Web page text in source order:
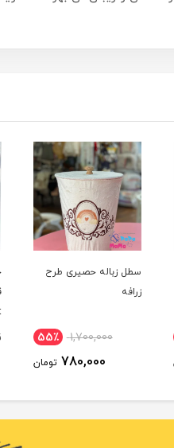
حصیری طرح
1,700,000 55٪
تومان
چراغ خواب و
قابل شارژ
Nachtlicht
Stern
ناموجود